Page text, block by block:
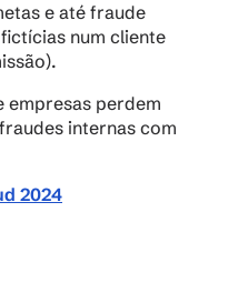
e até fraude
num cliente
empresas perdem
internas com
2024